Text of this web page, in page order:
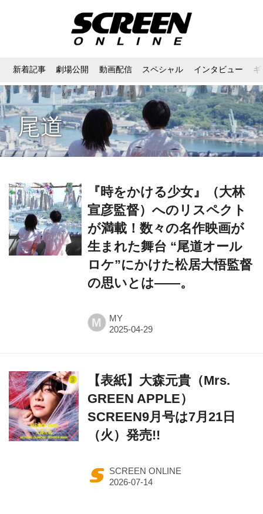
新着記事 劇場公開 動画配信 スペシャル インタビュー
尾道
『時をかける少女』（大林
宣彦監督）へのリスペクト
が満載！数々の名作映画が
生まれた舞台 “尾道オール
ロケ”にかけた松居大悟監督
の思いとは――。
M MY
【表紙】大森元貴（Mrs.
GREEN APPLE）
SCREEN9月号は7月21日
（火）発売!!
SCREEN ONLINE